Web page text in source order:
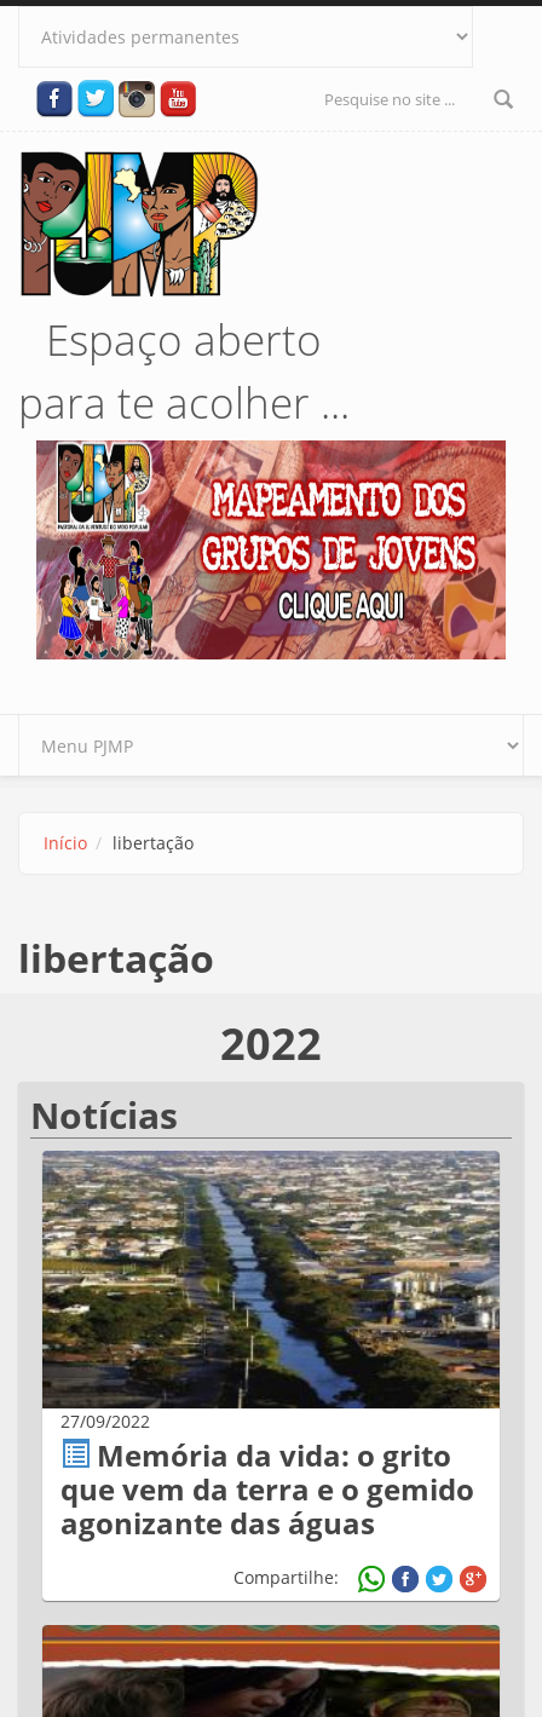
Pular para o conteúdo principal
Formulário
Espaço aberto
para te acolher ...
Início libertação
libertação
2022
Notícias
27/09/2022
Memória da vida: o grito
que vem da terra e o gemido
agonizante das águas
Compartilhe: